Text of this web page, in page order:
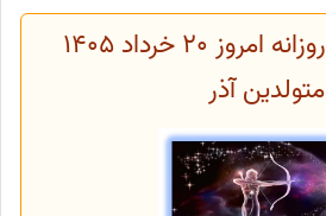
فال قهوه روزانه امروز 20 خرداد 1405
متولدین آذر